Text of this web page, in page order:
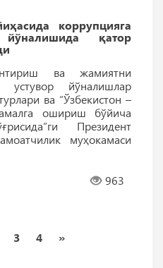
коррупцияга
қатор
ва жамиятни
устувор йўналишлар
ва “Ўзбекистон –
ошириш бўйича
Президент
муҳокамаси
963
3 4 »